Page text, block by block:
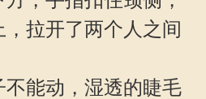
拉开了两个人之间
能动，湿透的睫毛